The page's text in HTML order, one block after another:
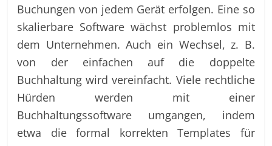
Buchungen von jedem Gerät erfolgen. Eine so
skalierbare Software wächst problemlos mit
dem Unternehmen. Auch ein Wechsel, z. B.
von der einfachen auf die doppelte
Buchhaltung wird vereinfacht. Viele rechtliche
Hürden werden mit einer
Buchhaltungssoftware umgangen, indem
etwa die formal korrekten Templates für